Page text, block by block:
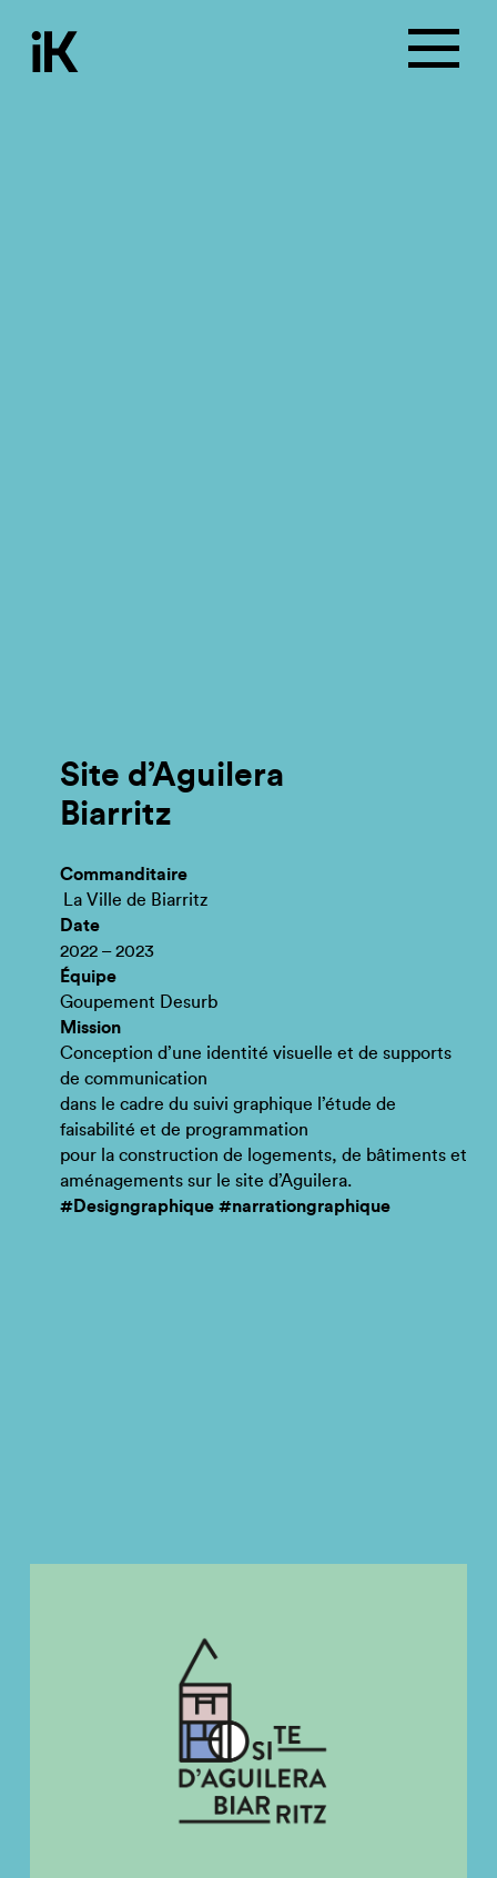
Site d’Aguilera
Biarritz
Commanditaire
La Ville de Biarritz
Date
2022 – 2023
Équipe
Goupement Desurb
Mission
Conception d’une identité visuelle et de supports
de communication
dans le cadre du suivi graphique l’étude de
faisabilité et de programmation
pour la construction de logements, de bâtiments et
aménagements sur le site d’Aguilera.
#Designgraphique #narrationgraphique